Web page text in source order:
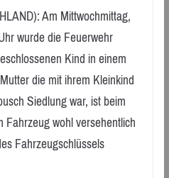
Am Mittwochmittag,
wurde die Feuerwehr
Kind in einem
die mit ihrem Kleinkind
Siedlung war, ist beim
wohl versehentlich
Fahrzeugschlüssels